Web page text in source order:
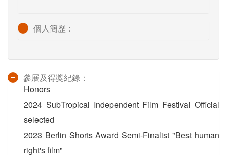
個人簡歷：
參展及得獎紀錄：
Honors
2024 SubTropical Independent Film Festival Official
selected
2023 Berlin Shorts Award Semi-Finalist "Best human
right's film"